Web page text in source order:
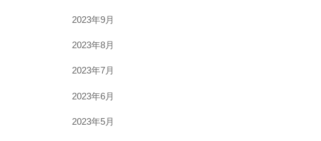
2023年9月
2023年8月
2023年7月
2023年6月
2023年5月